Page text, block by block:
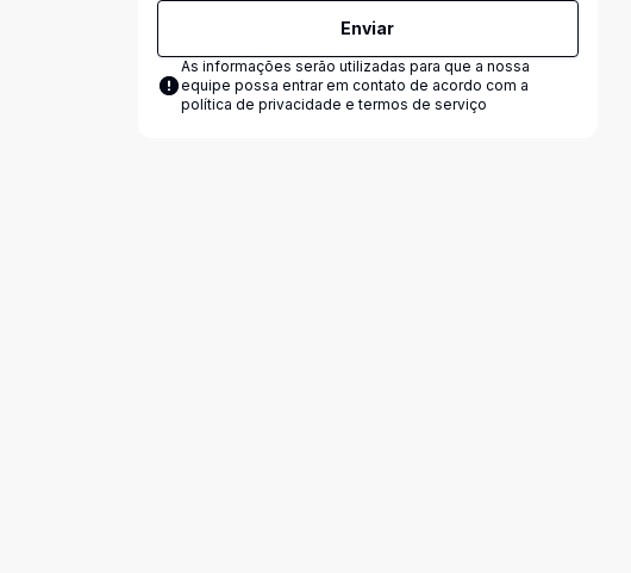
Enviar
As informações serão utilizadas para que a nossa
equipe possa entrar em contato de acordo com a
política de privacidade e termos de serviço